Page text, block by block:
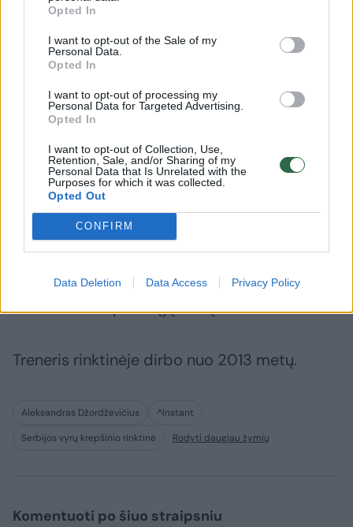
Opted In
I want to opt-out of the Sale of my
Personal Data.
Opted In
I want to opt-out of processing my
Personal Data for Targeted Advertising.
Opted In
I want to opt-out of Collection, Use,
Retention, Sale, and/or Sharing of my
Personal Data that Is Unrelated with the
Purposes for which it was collected.
Opted Out
CONFIRM
Data Deletion Data Access Privacy Policy
Praėjusį sezoną serbas vadovavo NBA
klubui „Phoenix Suns“.
Teigiama, kad I.Kokoškovas Serbijos rinktinėje
kol kas darbuosis olimpiniame atrankos
pavyks patekti į Tokijo olimpiadą, tada jis
toliaus liks prie rinktinės vairo.
Lrytas.ltprimena, kad A.Džordževičius iš
pasaulio krepšinio čempionato, kuriame
serbai užėmė penktąją vietą.
Treneris rinktinėje dirbo nuo 2013 metų.
Aleksandras Džordževičius
^Instant
Serbijos vyrų krepšinio rinktinė
Rodyti daugiau žymių
Komentuoti po šiuo straipsniu